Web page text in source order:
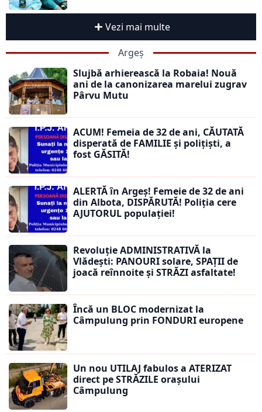
Vezi mai multe
Argeș
Slujbă arhierească la Robaia! Nouă
ani de la canonizarea marelui zugrav
Pârvu Mutu
ACUM! Femeia de 32 de ani, CĂUTATĂ
disperată de FAMILIE și polițiști, a
fost GĂSITĂ!
ALERTĂ în Argeș! Femeie de 32 de ani
din Albota, DISPĂRUTĂ! Poliția cere
AJUTORUL populației!
Revoluție ADMINISTRATIVĂ la
Vlădești: PANOURI solare, SPAȚII de
joacă reînnoite și STRĂZI asfaltate!
Încă un BLOC modernizat la
Câmpulung prin FONDURI europene
Un nou UTILAJ fabulos a ATERIZAT
direct pe STRĂZILE orașului
Câmpulung